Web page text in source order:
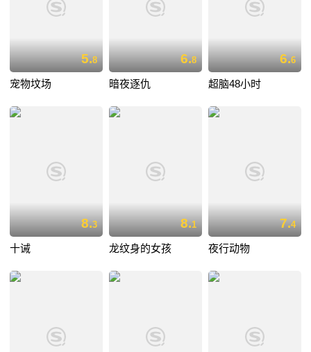
5.8
宠物坟场
6.8
暗夜逐仇
6.6
超脑48小时
8.3
十诫
8.1
龙纹身的女孩
7.4
夜行动物